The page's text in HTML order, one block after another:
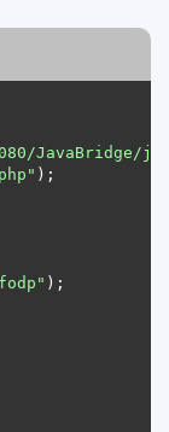
JavaBridge/